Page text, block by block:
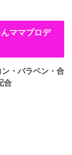
ママプロデ
・パラベン・合
合